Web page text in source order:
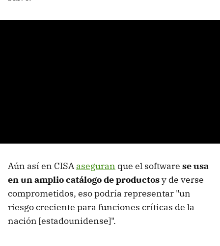
Aún así en CISA aseguran que el software se usa
en un amplio catálogo de productosy de verse
comprometidos, eso podría representar "un
riesgo creciente para funciones críticas de la
nación [estadounidense]".